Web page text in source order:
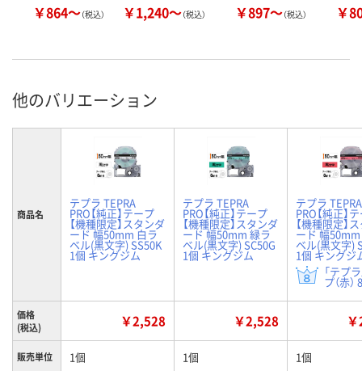
￥864～（税込） ￥1,240～（税込） ￥897～（税込） ￥
他のバリエーション
商品名
テプラ TEPRA
PRO【純正】テープ
【機種限定】スタンダ
ード 幅50mm 白ラ
ベル(黒文字) SS50K
1個 キングジム
テプラ TEPRA
PRO【純正】テープ
【機種限定】スタンダ
ード 幅50mm 緑ラ
ベル(黒文字) SC50G
1個 キングジム
テプラ TEPRA
PRO【純正】
【機種限定】
ード 幅
ベル(黒文字)
1個 キングジ
「テプ
プ（赤）
価格
(税込)
￥2,528 ￥2,528
販売単位 1個 1個 1個